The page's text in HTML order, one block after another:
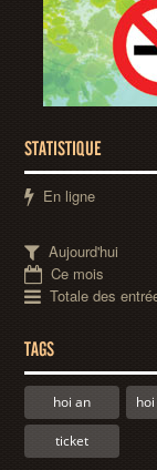
STATISTIQUE
En ligne
Aujourd'hui
Ce mois
Totale des
TAGS
hoi an
ticket